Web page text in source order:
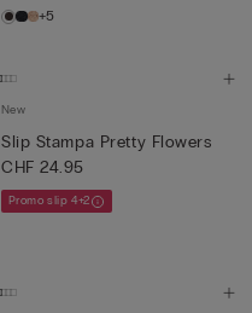
+5
New
Slip Stampa Pretty Flowers
CHF 24.95
Promo slip 4+2